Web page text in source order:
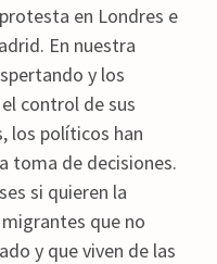
en Londres e
En nuestra
y los
control de sus
los políticos han
toma de decisiones.
si quieren la
que no
y que viven de las